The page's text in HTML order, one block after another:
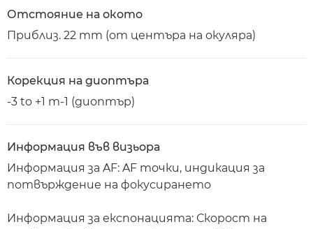
Отстояние на окото
Приблиз. 22 mm (от центъра на окуляра)
Корекция на диоптъра
-3 to +1 m-1 (диоптър)
Информация във визьора
Информация за AF: AF точки, индикация за
потвърждение на фокусирането
Информация за експонацията: Скорост на